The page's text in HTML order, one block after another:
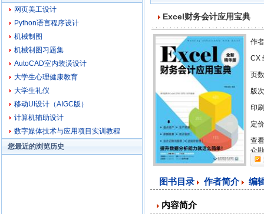
网页美工设计
Python语言程序设计
机械制图
机械制图习题集
AutoCAD室内装潢设计
大学生心理健康教育
大学生礼仪
移动UI设计（AIGC版）
计算机辅助设计
数字媒体技术与应用项目实训教程
您最近的浏览历史
Excel财务会计应用宝典
作
CX
页
版
印
定
查
众
图书目录 作者简介 编
内容简介